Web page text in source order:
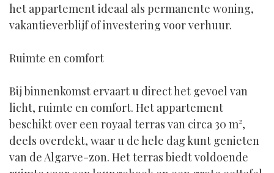
het appartement ideaal als permanente woning,
vakantieverblijf of investering voor verhuur.
Ruimte en comfort
Bij binnenkomst ervaart u direct het gevoel van
licht, ruimte en comfort. Het appartement
beschikt over een royaal terras van circa 30 m²,
deels overdekt, waar u de hele dag kunt genieten
van de Algarve-zon. Het terras biedt voldoende